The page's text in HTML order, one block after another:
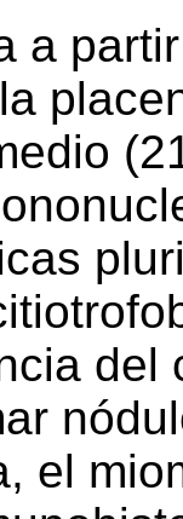
a
del
el